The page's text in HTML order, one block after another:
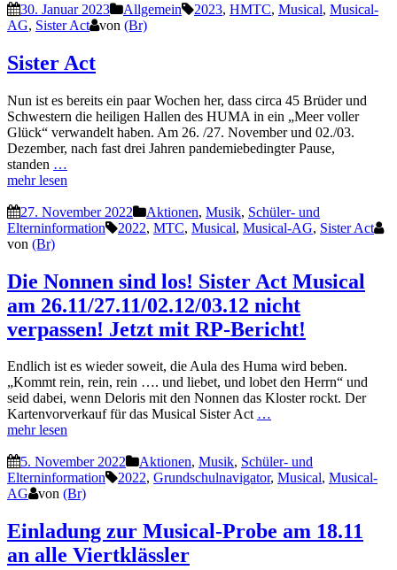
30. Januar 2023 Allgemein 2023, HMTC, Musical, Musical-
AG, Sister Act von (Br)
Sister Act
Nun ist es bereits ein paar Wochen her, dass circa 45 Brüder und
Schwestern die heiligen Hallen des HUMA in ein „Meer voller
Glück“ verwandelt haben. Am 26. /27. November und 02./03.
Dezember, nach fast drei Jahren pandemiebedingter Pause,
standen …
mehr lesen
27. November 2022 Aktionen, Musik, Schüler- und
Elterninformation
2022, MTC, Musical, Musical-AG, Sister Act
von (Br)
Die Nonnen sind los! Sister Act Musical
am 26.11/27.11/02.12/03.12 nicht
verpassen! Jetzt mit RP-Bericht!
Endlich ist es wieder soweit, die Aula des Huma wird beben.
„Kommt rein, rein, rein …. und liebet, und lobet den Herrn“ und
seid dabei, wenn Deloris mit den Nonnen das Kloster rockt. Der
Kartenvorverkauf für das Musical Sister Act …
mehr lesen
5. November 2022 Aktionen, Musik, Schüler- und
Elterninformation
2022, Grundschulnavigator, Musical, Musical-
AG
von (Br)
Einladung zur Musical-Probe am 18.11
an alle Viertklässler